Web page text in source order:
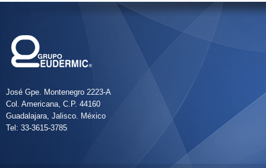
José Gpe. Montenegro 2223-A
Col. Americana, C.P. 44160
Guadalajara, Jalisco. México
Tel: 33-3615-3785